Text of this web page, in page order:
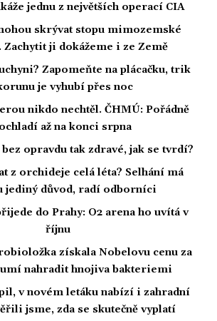
jednu z největších operací CIA
skrývat stopu mimozemské
ji dokážeme i ze Země
Zapomeňte na plácačku, trik
je vyhubí přes noc
nikdo nechtěl. ČHMÚ: Pořádně
až na konci srpna
opravdu tak zdravé, jak se tvrdí?
z orchideje celá léta? Selhání má
jediný důvod, radí odborníci
do Prahy: O2 arena ho uvítá v
říjnu
získala Nobelovu cenu za
nahradit hnojiva bakteriemi
v novém letáku nabízí i zahradní
jsme, zda se skutečně vyplatí